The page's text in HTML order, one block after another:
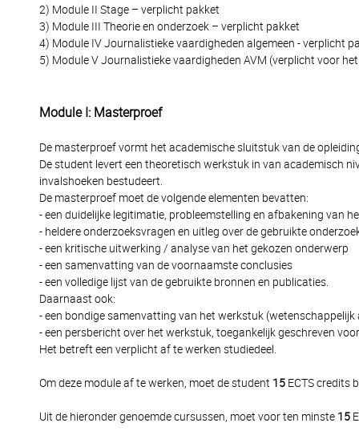
2) Module II Stage – verplicht pakket
3) Module III Theorie en onderzoek – verplicht pakket
4) Module IV Journalistieke vaardigheden algemeen - verplicht
5) Module V Journalistieke vaardigheden AVM (verplicht voor
Module I: Masterproef
De masterproef vormt het academische sluitstuk van de
De student levert een theoretisch werkstuk in van academisch
invalshoeken bestudeert.
De masterproef moet de volgende elementen bevatten:
- een duidelijke legitimatie, probleemstelling en afbakening van
- heldere onderzoeksvragen en uitleg over de gebruikte
- een kritische uitwerking / analyse van het gekozen onderwerp
- een samenvatting van de voornaamste conclusies
- een volledige lijst van de gebruikte bronnen en publicaties.
Daarnaast ook:
- een bondige samenvatting van het werkstuk
- een persbericht over het werkstuk, toegankelijk geschreven
Het betreft een verplicht af te werken studiedeel.
Om deze module af te werken, moet de student 15 ECTS credits
Uit de hieronder genoemde cursussen, moet voor ten minste 15